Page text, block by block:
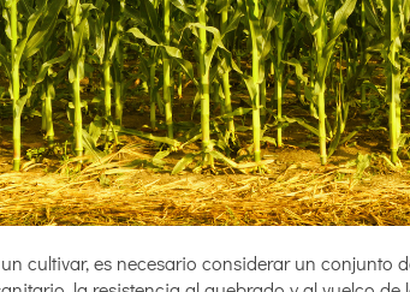
cultivar, es necesario considerar un conjunto